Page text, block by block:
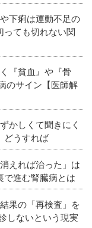
下痢は運動不足の
っても切れない関
『貧血』や『骨
のサイン【医師解
かしくて聞きにく
どうすれば
えれば治った」は
進む腎臓病とは
果の「再検査」を
しないという現実